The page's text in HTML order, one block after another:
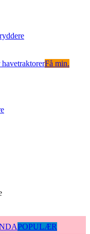
Få min.
POPULÆR